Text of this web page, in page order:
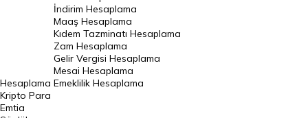
Serbest Piyasa Döviz Kurları
Merkez Bankası Döviz Kurları
Altın Fiyatları
Gram Altın Fiyatı
Hesaplama
İndirim Hesaplama
Maaş Hesaplama
Kıdem Tazminatı Hesaplama
Zam Hesaplama
Gelir Vergisi Hesaplama
Mesai Hesaplama
Emeklilik Hesaplama
Kripto Para
Emtia